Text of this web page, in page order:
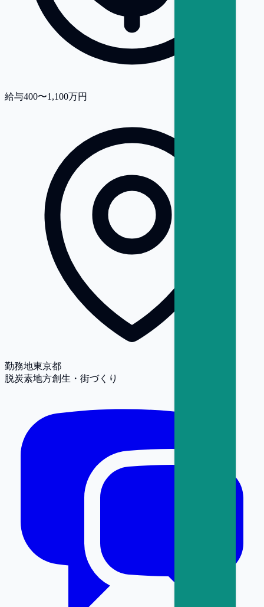
給与400〜1,100万円
勤務地東京都
脱炭素地方創生・街づくり